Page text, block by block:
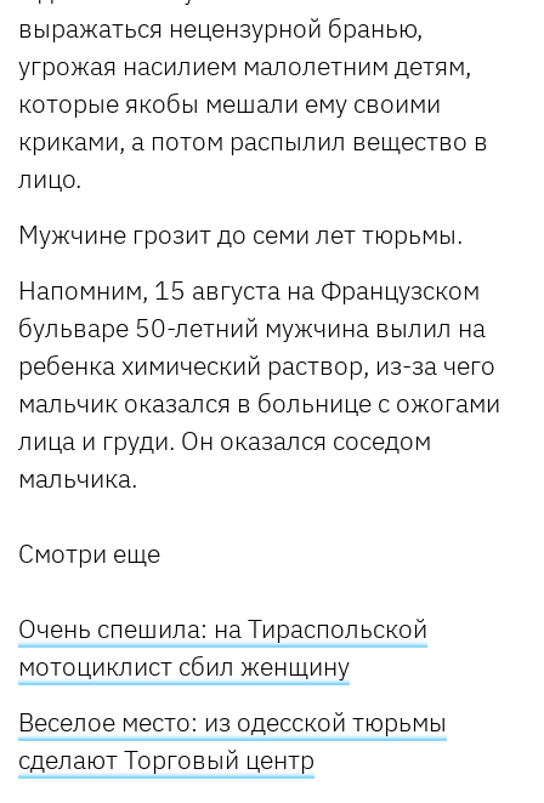
выражаться нецензурной бранью,
угрожая насилием малолетним детям,
которые якобы мешали ему своими
криками, а потом распылил вещество в
лицо.
Мужчине грозит до семи лет тюрьмы.
Напомним, 15 августа на Французском
бульваре 50-летний мужчина вылил на
ребенка химический раствор, из-за чего
мальчик оказался в больнице с ожогами
лица и груди. Он оказался соседом
мальчика.
Смотри еще
Очень спешила: на Тираспольской
мотоциклист сбил женщину
Веселое место: из одесской тюрьмы
сделают Торговый центр